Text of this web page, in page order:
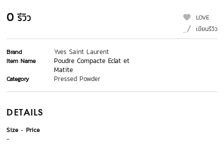
0 รีวิว
LOVE
เขียนรีวิว
Brand Yves Saint Laurent
Item Name
Poudre Compacte Eclat et
Matite
Category Pressed Powder
DETAILS
Size
Price
-